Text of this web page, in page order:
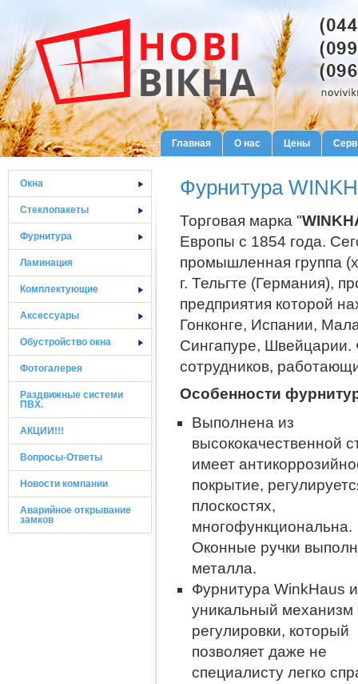
Главная О нас Цены
Окна
Стеклопакеты
Фурнитура
Ламинация
Комплектующие
Аксессуары
Обустройство окна
Фотогалерея
Раздвижные системи
ПВХ.
АКЦИИ!!!
Вопросы-Ответы
Новости компании
Аварийное открывание
замков
Фурнитура
Торговая марка "
Европы с 1854 года.
промышленная группа
г. Тельгте (Германия),
предприятия которой
Гонконге, Испании,
Сингапуре, Швейцарии.
сотрудников,
Особенности
Выполнена из
высококачественной
имеет
покрытие,
плоскостях,
многофункциональна.
Оконные ручки
металла.
Фурнитура WinkHaus
уникальный механизм
регулировки, который
позволяет даже не
специалисту легко